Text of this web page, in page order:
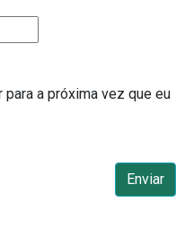
a próxima vez que eu